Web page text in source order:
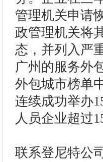
管理机关申请
政管理机关将
态，并列入严
广州的服务外
外包城市榜单
连续成功举办
人员企业超过
联系登尼特公